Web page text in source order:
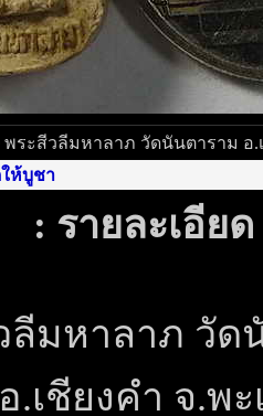
พระสีวลีมหาลาภ วัดนันตาราม อ.
ให้บูชา
: รายละเอีย
ลีมหาลาภ วัด
อ.เชียงคำ จ.พะ